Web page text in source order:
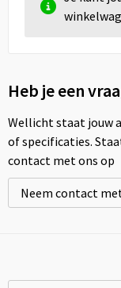
Heb je een
Wellicht staat jouw
of specificaties.
contact met ons op
Neem contact